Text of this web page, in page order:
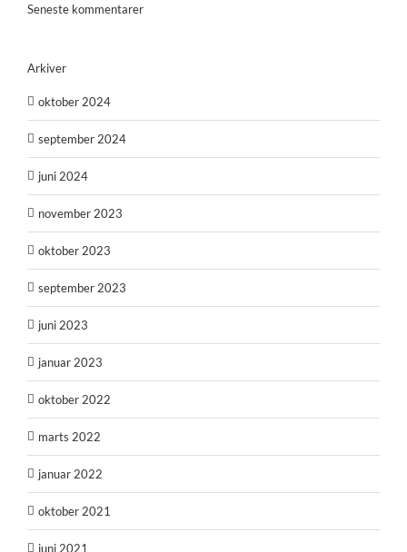
Seneste kommentarer
Arkiver
oktober 2024
september 2024
juni 2024
november 2023
oktober 2023
september 2023
juni 2023
januar 2023
oktober 2022
marts 2022
januar 2022
oktober 2021
juni 2021